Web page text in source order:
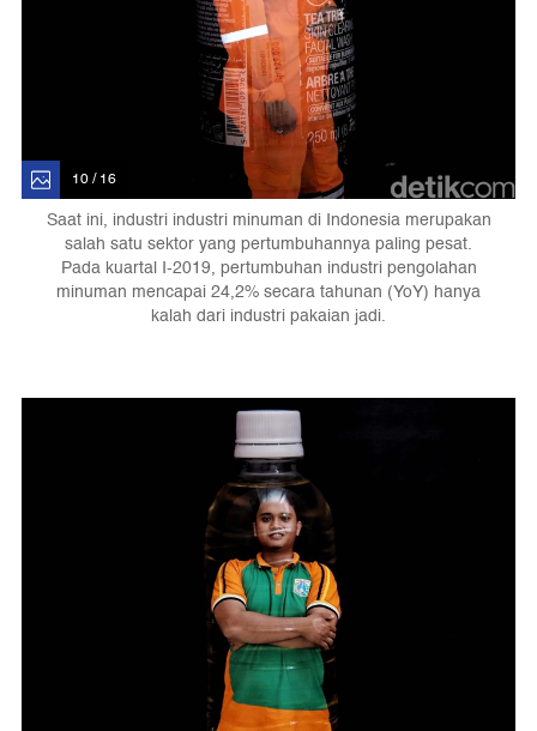
10 / 16
Saat ini, industri industri minuman di Indonesia merupakan
salah satu sektor yang pertumbuhannya paling pesat.
Pada kuartal I-2019, pertumbuhan industri pengolahan
minuman mencapai 24,2% secara tahunan (YoY) hanya
kalah dari industri pakaian jadi.